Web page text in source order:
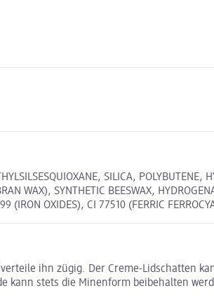
SILICA, POLYBUTENE,
WAX), SYNTHETIC BEESWAX,
(IRON OXIDES), CI 77510 (FERRIC
ihn zügig. Der Creme-Lidschatten
kann stets die Minenform beibehalten